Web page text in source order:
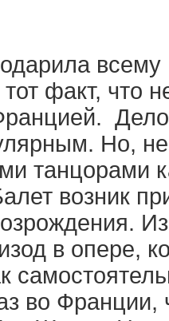
всему
факт, что
Но,
танцорами
возник
в опере,
во